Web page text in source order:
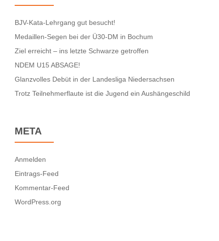
BJV-Kata-Lehrgang gut besucht!
Medaillen-Segen bei der Ü30-DM in Bochum
Ziel erreicht – ins letzte Schwarze getroffen
NDEM U15 ABSAGE!
Glanzvolles Debüt in der Landesliga Niedersachsen
Trotz Teilnehmerflaute ist die Jugend ein Aushängeschild
META
Anmelden
Eintrags-Feed
Kommentar-Feed
WordPress.org